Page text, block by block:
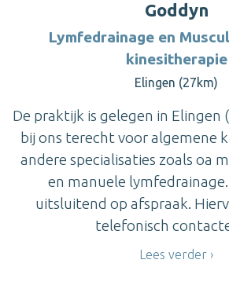
Goddyn
Lymfedrainage en
kinesitherapie
Elingen (27km)
De praktijk is gelegen in Elingen
bij ons terecht voor algemene
andere specialisaties zoals oa
en manuele
uitsluitend op afspraak.
telefonisch
Lees verder